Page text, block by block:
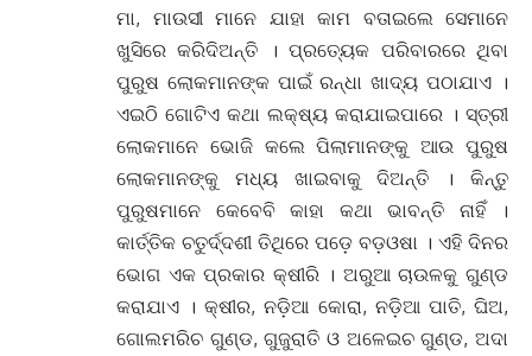
ମା, ମାଉସୀ ମାନେ ଯାହା କାମ ବତାଇଲେ ସେମାନେ
ଖୁସିରେ କରିଦିଅନ୍ତି । ପ୍ରତ୍ୟେକ ପରିବାରରେ ଥିବା
ପୁରୁଷ ଲୋକମାନଙ୍କ ପାଇଁ ରନ୍ଧା ଖାଦ୍ୟ ପଠାଯାଏ ।
ଏଇଠି ଗୋଟିଏ କଥା ଲକ୍ଷ୍ୟ କରାଯାଇପାରେ । ସ୍ତ୍ରୀ
ଲୋକମାନେ ଭୋଜି କଲେ ପିଲାମାନଙ୍କୁ ଆଉ ପୁରୁଷ
ଲୋକମାନଙ୍କୁ ମଧ୍ୟ ଖାଇବାକୁ ଦିଅନ୍ତି । କିନ୍ତୁ
ପୁରୁଷମାନେ କେବେବି କାହା କଥା ଭାବନ୍ତି ନାହିଁ ।
କାର୍ତ୍ତିକ ଚତୁର୍ଦ୍ଦଶୀ ତିଥିରେ ପଡ଼େ ବଡ଼ଓଷା । ଏହି ଦିନର
ଭୋଗ ଏକ ପ୍ରକାର କ୍ଷୀରି । ଅରୁଆ ଚାଉଳକୁ ଗୁଣ୍ଡ
କରାଯାଏ । କ୍ଷୀର, ନଡ଼ିଆ କୋରା, ନଡ଼ିଆ ପାତି, ଘିଅ,
ଗୋଲମରିଚ ଗୁଣ୍ଡ, ଗୁଜୁରାତି ଓ ଅଳେଇଚ ଗୁଣ୍ଡ, ଅଦା